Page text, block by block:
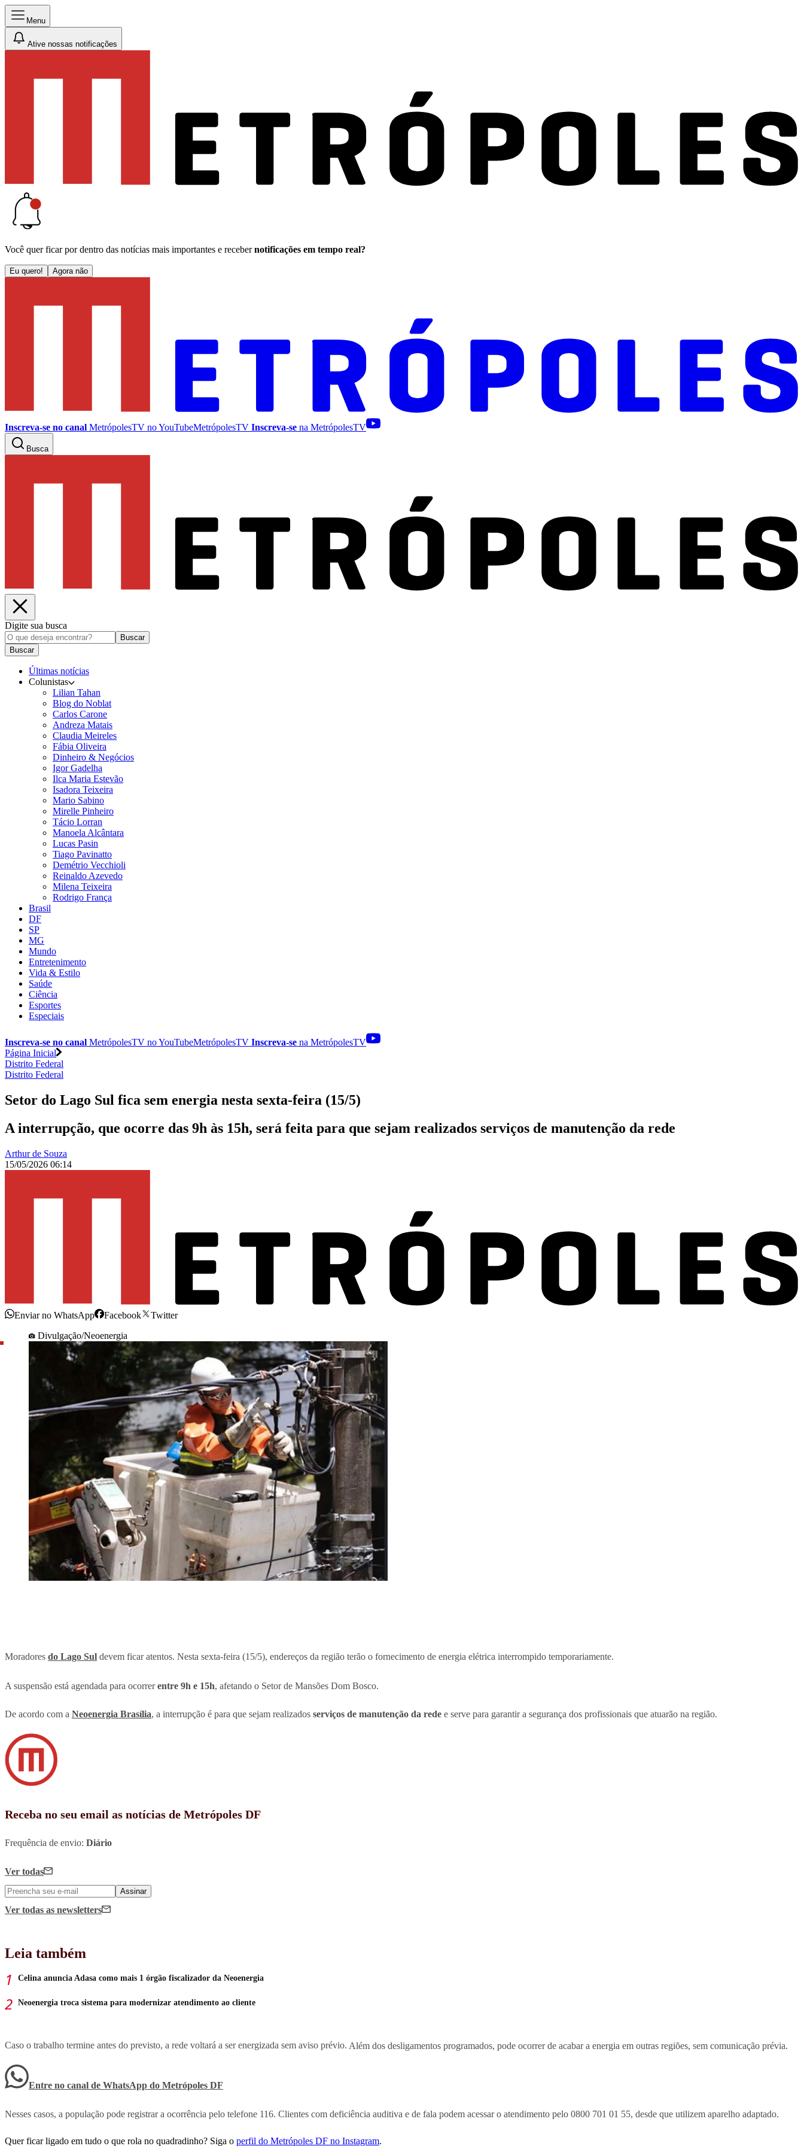
Menu
Ative nossas notificações
Você quer ficar por dentro das notícias mais importantes e receber notificações em tempo real?
Eu quero! Agora não
Inscreva-se no canal MetrópolesTV noYouTubeMetrópolesTV Inscreva-se na MetrópolesTV
Busca
Digite sua busca
Buscar
Buscar
Últimas notícias
Colunistas
Lilian Tahan
Blog do Noblat
Carlos Carone
Andreza Matais
Claudia Meireles
Fábia Oliveira
Dinheiro & Negócios
Igor Gadelha
Ilca Maria Estevão
Isadora Teixeira
Mario Sabino
Mirelle Pinheiro
Tácio Lorran
Manoela Alcântara
Lucas Pasin
Tiago Pavinatto
Demétrio Vecchioli
Reinaldo Azevedo
Milena Teixeira
Rodrigo França
Brasil
DF
SP
MG
Mundo
Entretenimento
Vida & Estilo
Saúde
Ciência
Esportes
Especiais
Inscreva-se no canal MetrópolesTV noYouTubeMetrópolesTV Inscreva-se na MetrópolesTV
Página Inicial
Distrito Federal
Distrito Federal
Setor do Lago Sul fica sem energia nesta sexta-feira (15/5)
A interrupção, que ocorre das 9h às 15h, será feita para que sejam realizados serviços de manutenção da rede
Arthur de Souza
15/05/2026 06:14
Enviar no WhatsApp Facebook
Twitter
Divulgação/Neoenergia
Moradores do Lago Sul devem ficar atentos. Nesta sexta-feira (15/5), endereços da região terão o fornecimento de energia elétrica interrompido temporariamente.
A suspensão está agendada para ocorrerentre 9h e 15h , afetando o Setor de Mansões Dom Bosco.
De acordo com a Neoenergia Brasília, a interrupção é para que sejam realizados serviços de manutenção da rede e serve para garantir a segurança dos profissionais que atuarão na região.
Receba no seu email as notícias de Metrópoles DF
Frequência de envio: Diário
Ver todas
Assinar
Ver todas as newsletters
Leia também
Celina anuncia Adasa como mais 1 órgão fiscalizador da Neoenergia
Neoenergia troca sistema para modernizar atendimento ao cliente
Caso o trabalho termine antes do previsto, a rede voltará a ser energizada sem aviso prévio. Além dos desligamentos programados, pode ocorrer de acabar a energia em outras regiões, sem comunicação prévia.
Entre no canal de WhatsApp do Metrópoles DF
Nesses casos, a população pode registrar a ocorrência pelo telefone 116. Clientes com deficiência auditiva e de fala podem acessar o atendimento pelo 0800 701 01 55, desde que utilizem aparelho adaptado.
Quer ficar ligado em tudo o que rola no quadradinho? Siga o perfil do Metrópoles DF no Instagram.